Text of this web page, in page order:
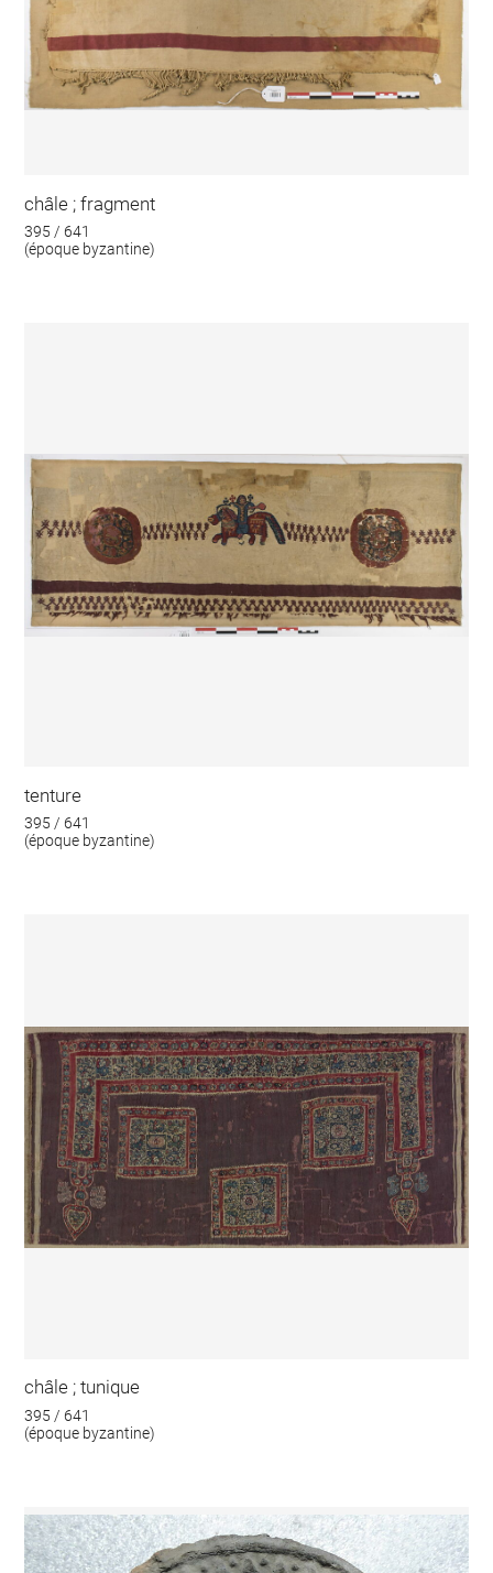
châle ; fragment
395 / 641
(époque byzantine)
tenture
395 / 641
(époque byzantine)
châle ; tunique
395 / 641
(époque byzantine)